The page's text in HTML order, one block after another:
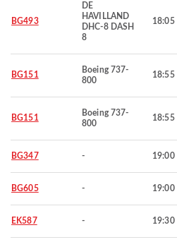
BG493
DE
HAVILLAND
DHC-8 DASH
8
18:05
BG151
Boeing 737-
800
18:55
BG151
Boeing 737-
800
18:55
BG347 - 19:00
BG605 - 19:00
EK587 - 19:30